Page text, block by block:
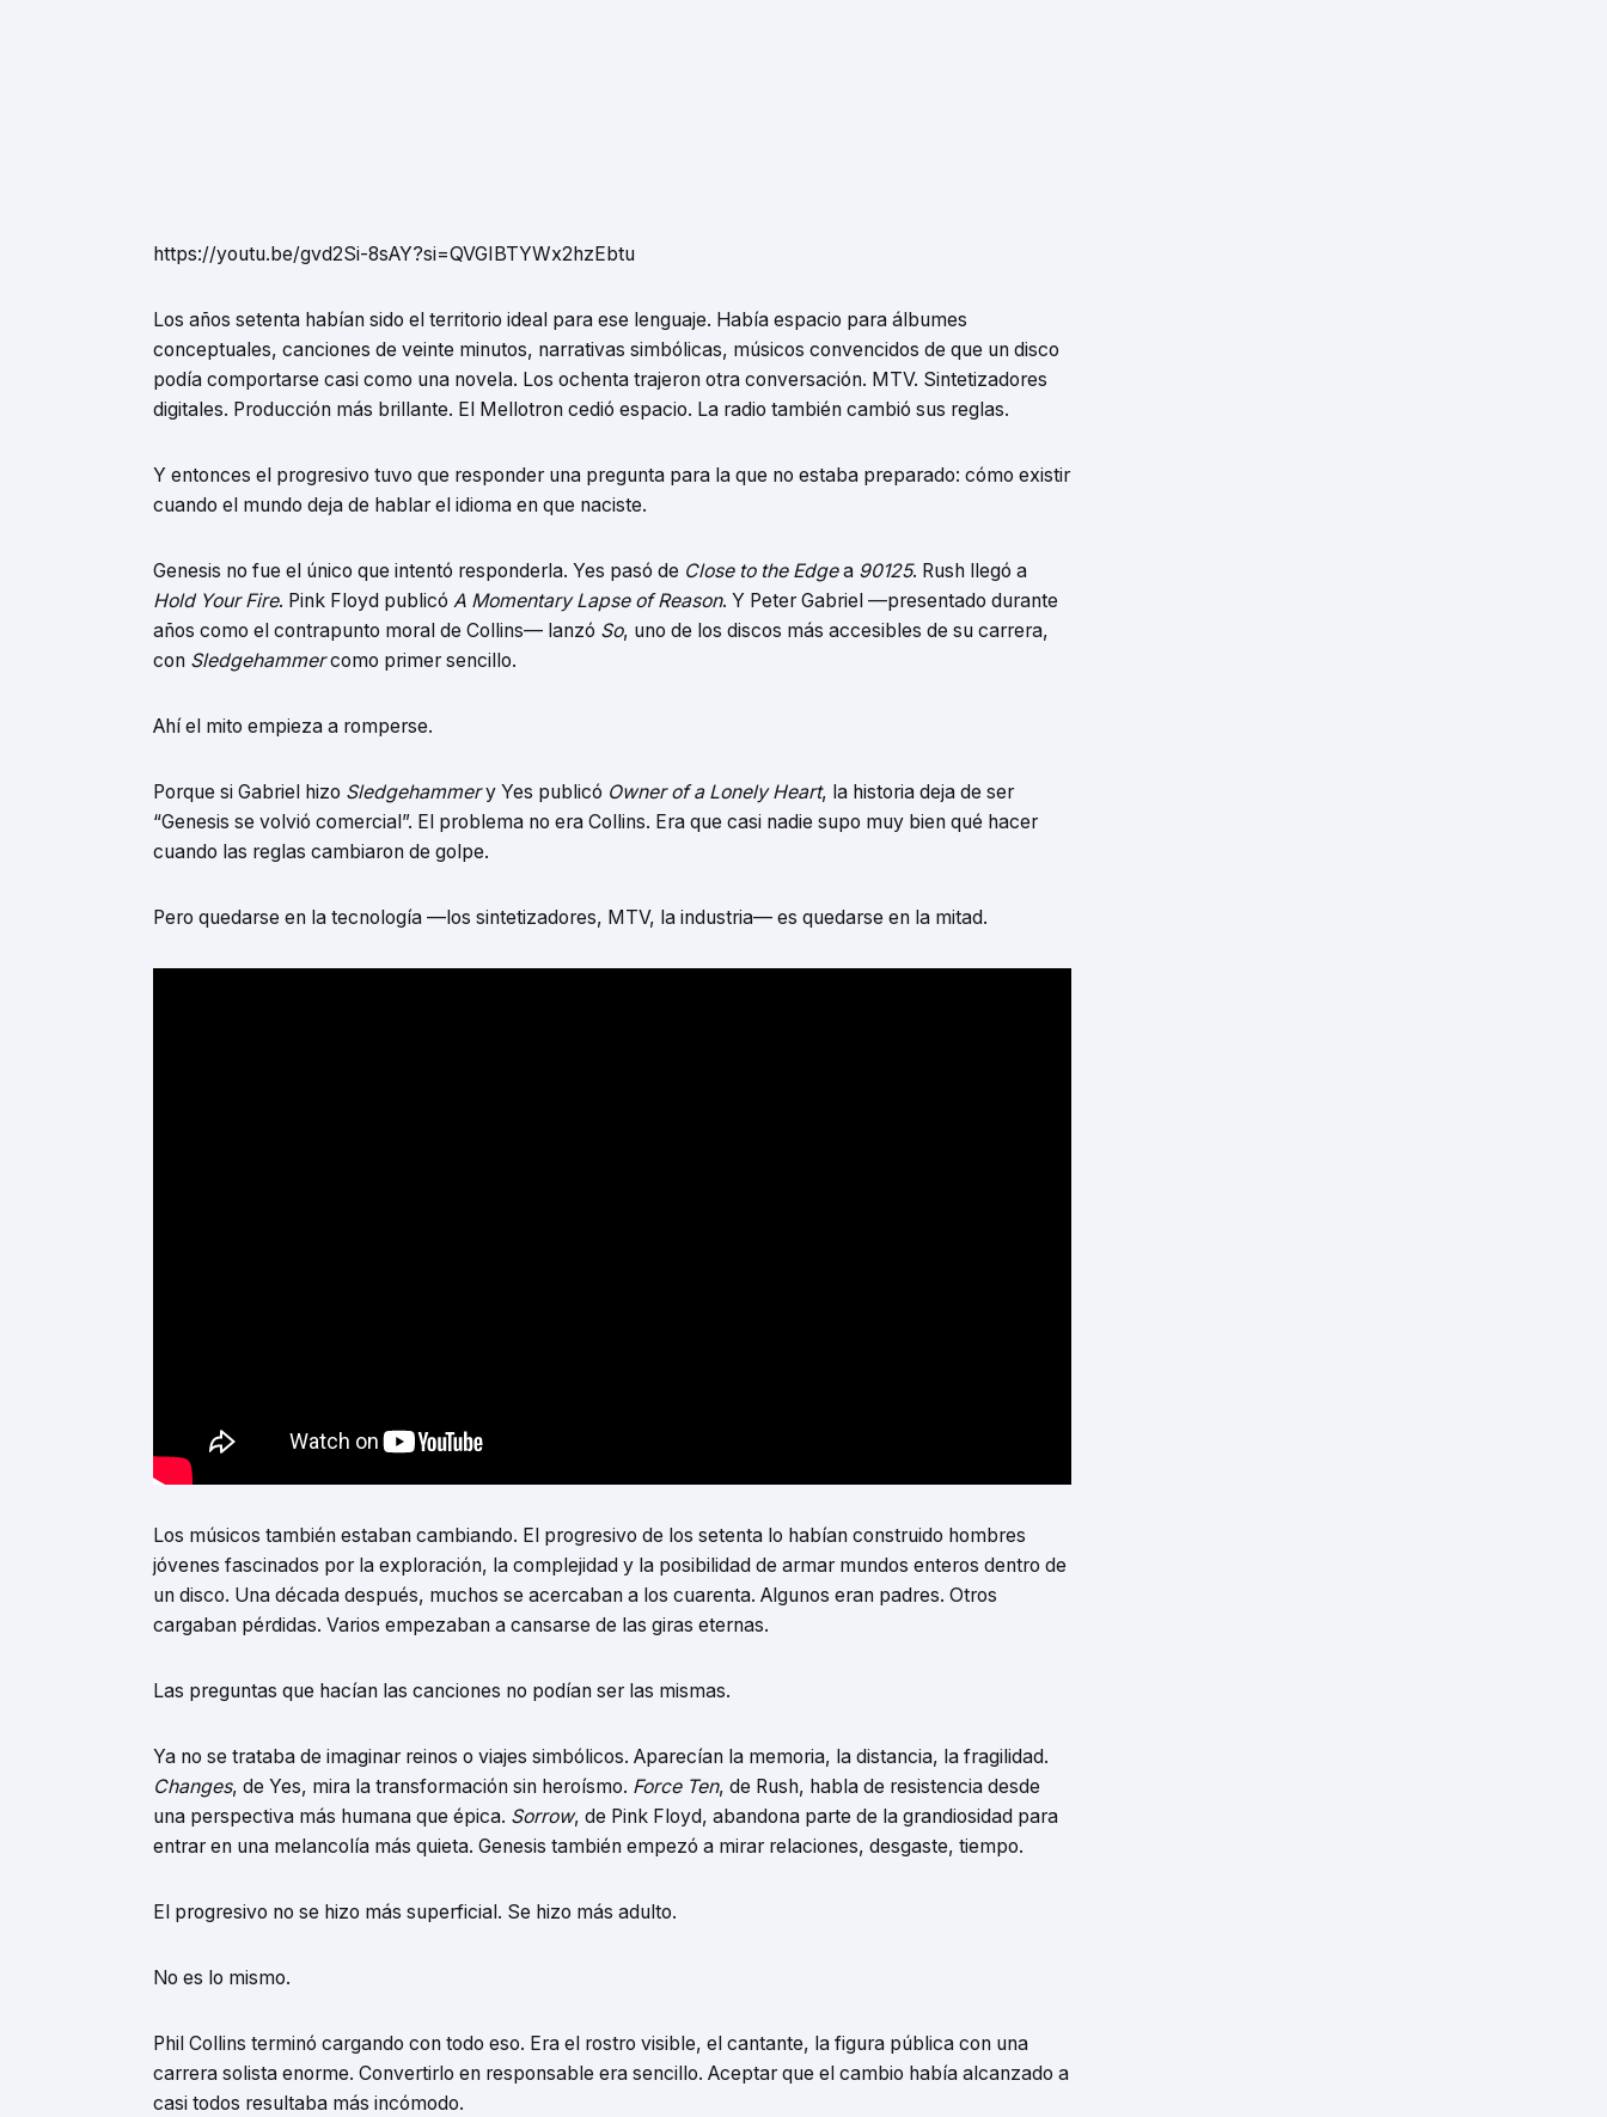
https://youtu.be/gvd2Si-8sAY?si=QVGIBTYWx2hzEbtu
Los años setenta habían sido el territorio ideal para ese lenguaje. Había espacio para álbumes
conceptuales, canciones de veinte minutos, narrativas simbólicas, músicos convencidos de que un disco
podía comportarse casi como una novela. Los ochenta trajeron otra conversación. MTV. Sintetizadores
digitales. Producción más brillante. El Mellotron cedió espacio. La radio también cambió sus reglas.
Y entonces el progresivo tuvo que responder una pregunta para la que no estaba preparado: cómo existir
cuando el mundo deja de hablar el idioma en que naciste.
Genesis no fue el único que intentó responderla. Yes pasó de Close to the Edgea 90125. Rush llegó a
Hold Your Fire. Pink Floyd publicó A Momentary Lapse of Reason. Y Peter Gabriel —presentado durante
años como el contrapunto moral de Collins— lanzó So, uno de los discos más accesibles de su carrera,
con Sledgehammercomo primer sencillo.
Ahí el mito empieza a romperse.
Porque si Gabriel hizo Sledgehammery Yes publicó Owner of a Lonely Heart, la historia deja de ser
“Genesis se volvió comercial”. El problema no era Collins. Era que casi nadie supo muy bien qué hacer
cuando las reglas cambiaron de golpe.
Pero quedarse en la tecnología —los sintetizadores, MTV, la industria— es quedarse en la mitad.
Los músicos también estaban cambiando. El progresivo de los setenta lo habían construido hombres
jóvenes fascinados por la exploración, la complejidad y la posibilidad de armar mundos enteros dentro de
un disco. Una década después, muchos se acercaban a los cuarenta. Algunos eran padres. Otros
cargaban pérdidas. Varios empezaban a cansarse de las giras eternas.
Las preguntas que hacían las canciones no podían ser las mismas.
Ya no se trataba de imaginar reinos o viajes simbólicos. Aparecían la memoria, la distancia, la fragilidad.
Changes, de Yes, mira la transformación sin heroísmo. Force Ten, de Rush, habla de resistencia desde
una perspectiva más humana que épica. Sorrow, de Pink Floyd, abandona parte de la grandiosidad para
entrar en una melancolía más quieta. Genesis también empezó a mirar relaciones, desgaste, tiempo.
El progresivo no se hizo más superficial. Se hizo más adulto.
No es lo mismo.
Phil Collins terminó cargando con todo eso. Era el rostro visible, el cantante, la figura pública con una
carrera solista enorme. Convertirlo en responsable era sencillo. Aceptar que el cambio había alcanzado a
casi todos resultaba más incómodo.